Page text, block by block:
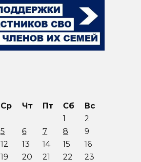
Ср Чт Пт Сб
Вс
1
2
5 6 7 8
9
12 13 14 15
16
19 20 21 22
23